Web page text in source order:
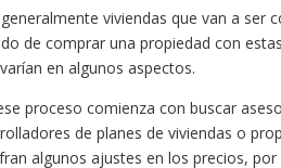
viviendas que van a ser
de comprar una propiedad con
en algunos aspectos.
proceso comienza con buscar
de planes de viviendas o
algunos ajustes en los precios,